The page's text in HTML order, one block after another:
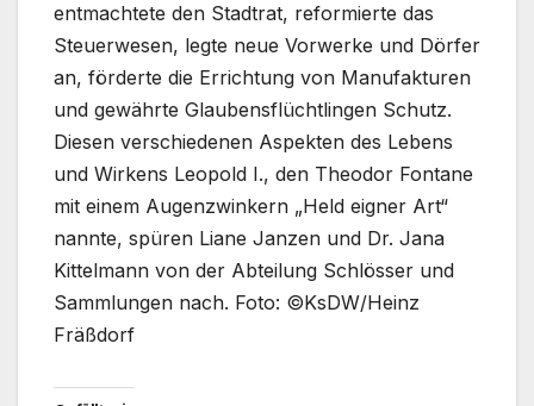
entmachtete den Stadtrat, reformierte das
Steuerwesen, legte neue Vorwerke und Dörfer
an, förderte die Errichtung von Manufakturen
und gewährte Glaubensflüchtlingen Schutz.
Diesen verschiedenen Aspekten des Lebens
und Wirkens Leopold I., den Theodor Fontane
mit einem Augenzwinkern „Held eigner Art“
nannte, spüren Liane Janzen und Dr. Jana
Kittelmann von der Abteilung Schlösser und
Sammlungen nach. Foto: ©KsDW/Heinz
Fräßdorf